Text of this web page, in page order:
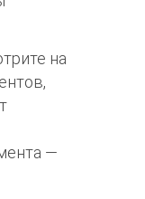
на
—